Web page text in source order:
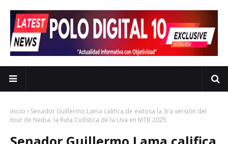
Inicio
Senador Guillermo Lama califica de exitosa la 3ra versión del
tour de Neiba, la Ruta Ciclística de la Uva en MTB 2025